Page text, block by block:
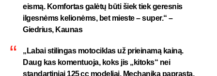
eismą. Komfortas galėtų būti šiek tiek geresnis
ilgesnėms kelionėms, bet mieste – super.“ –
Giedrius, Kaunas
„Labai stilingas motociklas už prieinamą kainą.
Daug kas komentuoja, koks jis „kitoks“ nei
standartiniai 125 cc modeliai. Mechanika paprasta,